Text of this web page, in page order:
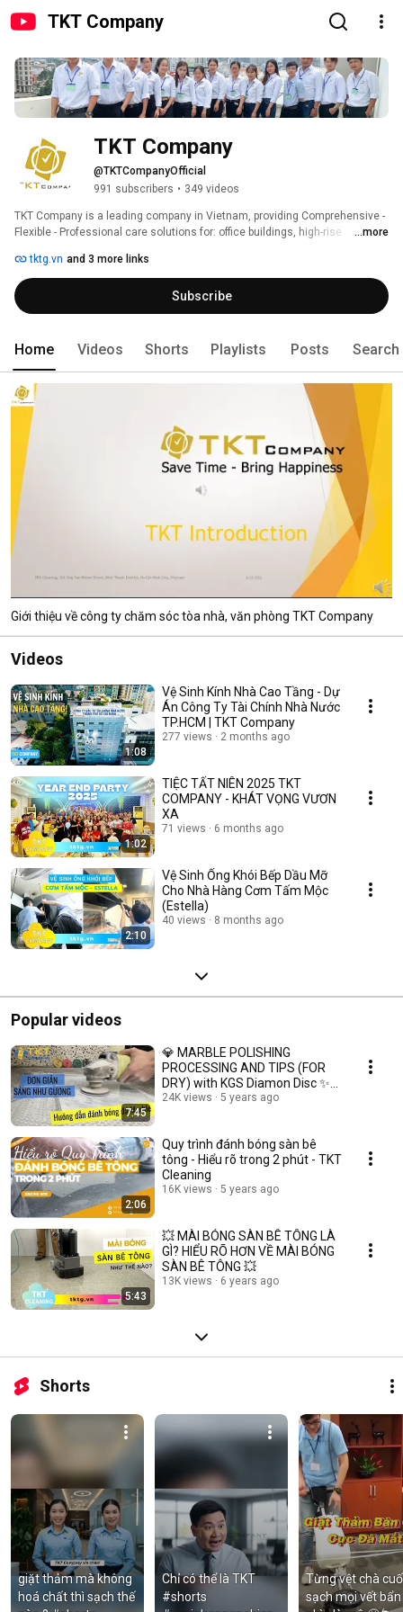
TKT Company
TKT Company
@TKTCompanyOfficial
991 subscribers • 349 videos
TKT Company is a leading company in Vietnam, providing Comprehensive -
Flexible - Professional care solutions for: office buildings, high-rise
...more
tktg.vn and 3 more links
Subscribe
Home Videos Shorts Playlists Posts Search
Giới thiệu về công ty chăm sóc tòa nhà, văn phòng TKT Company
Videos
1:08
Vệ Sinh Kính Nhà Cao Tầng - Dự
Án Công Ty Tài Chính Nhà Nước
TP.HCM | TKT Company
277 views 2 months ago
1:02
TIỆC TẤT NIÊN 2025 TKT
COMPANY - KHÁT VỌNG VƯƠN
XA
71 views 6 months ago
2:10
Vệ Sinh Ống Khói Bếp Dầu Mỡ
Cho Nhà Hàng Cơm Tấm Mộc
(Estella)
40 views 8 months ago
Popular videos
7:45
💎 MARBLE POLISHING
PROCESSING AND TIPS (FOR
DRY) with KGS Diamon Disc ✨✨
Super Gloss 🔥 Easy way
24K views 5 years ago
2:06
Quy trình đánh bóng sàn bê
tông - Hiểu rõ trong 2 phút - TKT
Cleaning
16K views 5 years ago
5:43
💥 MÀI BÓNG SÀN BÊ TÔNG LÀ
GÌ? HIỂU RÕ HƠN VỀ MÀI BÓNG
SÀN BÊ TÔNG 💥
13K views 6 years ago
Shorts
giặt thảm mà không
hoá chất thì sạch thế
Chỉ có thể là TKT
#shorts
Từng vệt chà
sạch mọi vết